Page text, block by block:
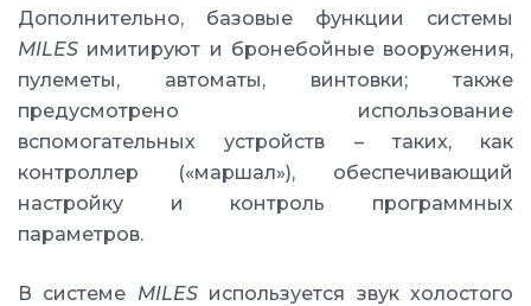
Дополнительно, базовые функции системы
MILES имитируют и бронебойные вооружения,
пулеметы, автоматы, винтовки; также
предусмотрено использование
вспомогательных устройств – таких, как
контроллер («маршал»), обеспечивающий
настройку и контроль программных
параметров.
В системе MILESиспользуется звук холостого